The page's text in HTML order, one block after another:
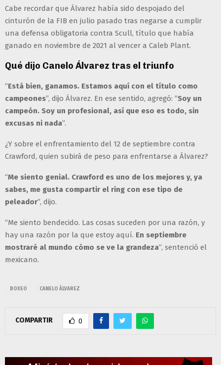
Cabe recordar que Álvarez había sido despojado del
cinturón de la FIB en julio pasado tras negarse a cumplir
una defensa obligatoria contra Scull, título que había
ganado en noviembre de 2021 al vencer a Caleb Plant.
Qué dijo Canelo Álvarez tras el triunfo
“Está bien, ganamos. Estamos aquí con el título como
campeones”, dijo Álvarez. En ese sentido, agregó: “Soy un
campeón. Soy un profesional, así que eso es todo, sin
excusas ni nada”.
¿Y sobre el enfrentamiento del 12 de septiembre contra
Crawford, quien subirá de peso para enfrentarse a Álvarez?
“Me siento genial. Crawford es uno de los mejores y, ya
sabes, me gusta compartir el ring con ese tipo de
peleador”, dijo.
“Me siento bendecido. Las cosas suceden por una razón, y
hay una razón por la que estoy aquí. En septiembre
mostraré al mundo cómo se ve la grandeza”, sentenció el
mexicano.
BOXEO CANELO ÁLVAREZ
COMPARTIR 0